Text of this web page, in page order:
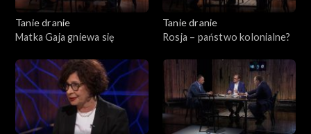
Tanie dranie
Matka Gaja gniewa się
Tanie dranie
Rosja – państwo kolonialne?